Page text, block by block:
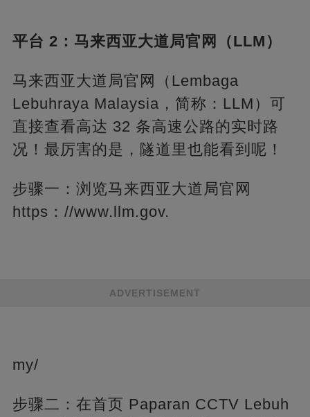
平台 2：马来西亚大道局官网（LLM）
马来西亚大道局官网（Lembaga
Lebuhraya Malaysia，简称：LLM）可
直接查看高达 32 条高速公路的实时路
况！最厉害的是，隧道里也能看到呢！
步骤一：浏览马来西亚大道局官网
https：//www.llm.gov.
ADVERTISEMENT
my/
步骤二：在首页 Paparan CCTV Lebuh